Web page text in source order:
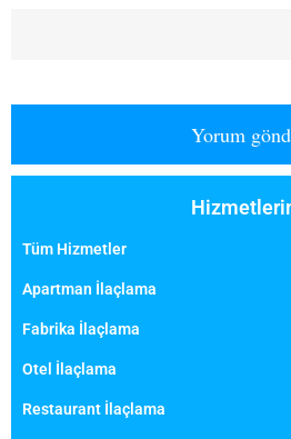
Tüm Hizmetler
Apartman İlaçlama
Fabrika İlaçlama
Otel İlaçlama
Restaurant İlaçlama